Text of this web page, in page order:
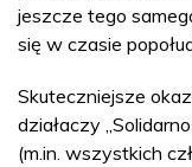
jeszcze tego
się w czasie
Skuteczniejsze
działaczy
(m.in. wszystkich